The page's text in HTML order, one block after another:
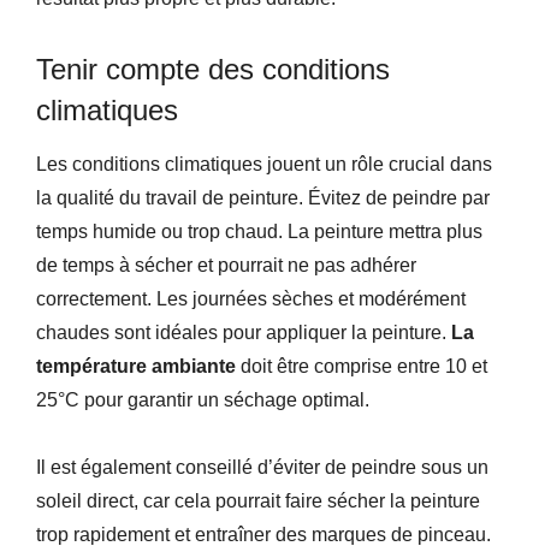
Tenir compte des conditions
climatiques
Les conditions climatiques jouent un rôle crucial dans
la qualité du travail de peinture. Évitez de peindre par
temps humide ou trop chaud. La peinture mettra plus
de temps à sécher et pourrait ne pas adhérer
correctement. Les journées sèches et modérément
chaudes sont idéales pour appliquer la peinture. La
température ambiante doit être comprise entre 10 et
25°C pour garantir un séchage optimal.
Il est également conseillé d’éviter de peindre sous un
soleil direct, car cela pourrait faire sécher la peinture
trop rapidement et entraîner des marques de pinceau.